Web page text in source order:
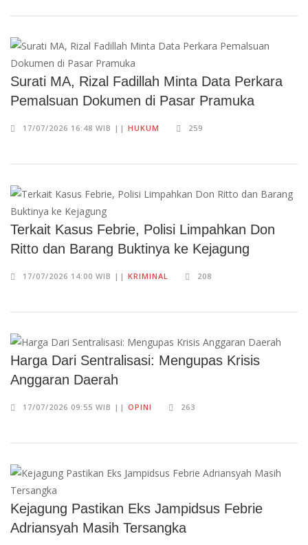
Surati MA, Rizal Fadillah Minta Data Perkara
Pemalsuan Dokumen di Pasar Pramuka
17/07/2026 16:48 WIB || HUKUM 259
Terkait Kasus Febrie, Polisi Limpahkan Don
Ritto dan Barang Buktinya ke Kejagung
17/07/2026 14:00 WIB || KRIMINAL 208
Harga Dari Sentralisasi: Mengupas Krisis
Anggaran Daerah
17/07/2026 09:55 WIB || OPINI 263
Kejagung Pastikan Eks Jampidsus Febrie
Adriansyah Masih Tersangka